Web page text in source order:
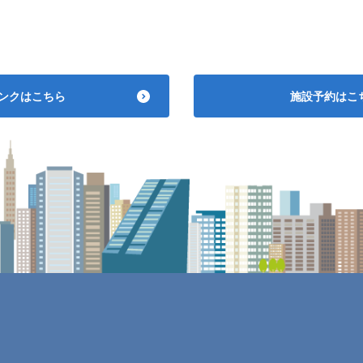
クはこちら 施設予約はこ